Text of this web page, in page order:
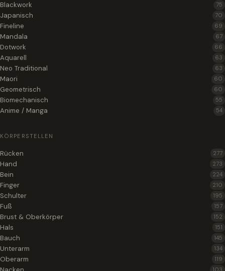
Blackwork 75
Japanisch 70
Fineline 69
Mandala 67
Dotwork 66
Aquarell 63
Neo Traditional 63
Maori 60
Geometrisch 60
Biomechanisch 55
Anime / Manga 54
KÖRPERSTELLEN
Rücken 277
Hand 273
Bein 224
Finger 210
Schulter 195
Fuß 157
Brust & Oberkörper 152
Hals 151
Bauch 145
Unterarm 134
Oberarm 119
103